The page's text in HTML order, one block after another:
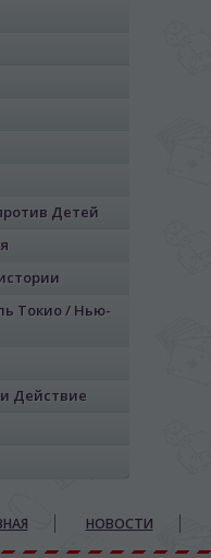
Детей
Токио / Нью-
Действие
НОВОСТИ